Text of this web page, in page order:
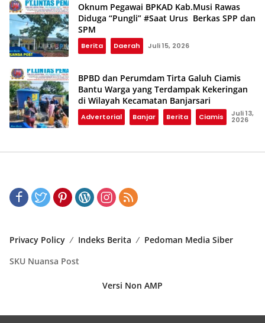
Oknum Pegawai BPKAD Kab.Musi Rawas
Diduga “Pungli” #Saat Urus Berkas SPP dan
SPM
Berita Daerah Juli 15, 2026
BPBD dan Perumdam Tirta Galuh Ciamis
Bantu Warga yang Terdampak Kekeringan
di Wilayah Kecamatan Banjarsari
Advertorial Banjar Berita Ciamis Juli 13,
2026
Privacy Policy Indeks Berita
Pedoman Media Siber
SKU Nuansa Post
Versi Non AMP